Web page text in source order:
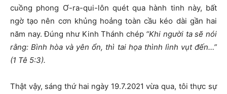
cuồng phong Ơ-ra-qui-lôn quét qua hành tinh này, bất
ngờ tạo nên cơn khủng hoảng toàn cầu kéo dài gần hai
năm nay. Đúng như Kinh Thánh chép “Khi người ta sẽ nói
rằng: Bình hòa và yên ổn, thì tai họa thình lình vụt đến…”
(1 Tê 5:3).
Thật vậy, sáng thứ hai ngày 19.7.2021 vừa qua, tôi thực sự